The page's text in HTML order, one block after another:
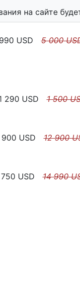
на сайте
990 USD 5 000
290 USD 1 500
USD 12 900
USD 14 990